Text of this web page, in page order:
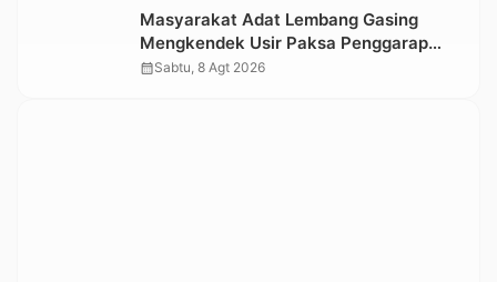
Masyarakat Adat Lembang Gasing
Mengkendek Usir Paksa Penggarap
yang Rusak Kawasan Hutan
calendar_monthSabtu, 8 Agt 2026